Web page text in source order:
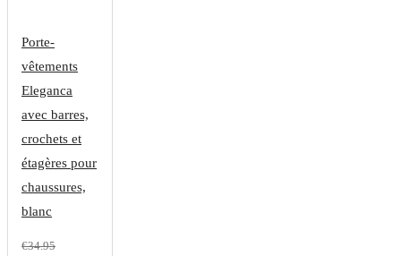
Porte-
vêtements
Eleganca
avec barres,
crochets et
étagères pour
chaussures,
blanc
€34.95